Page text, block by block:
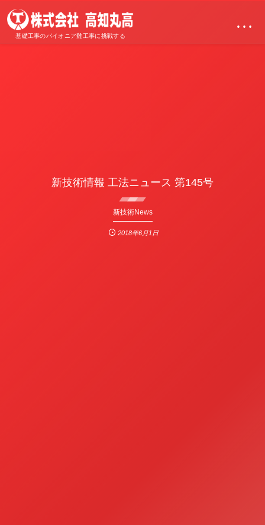
基礎工事のパイオニア難工事に挑戦する
…
新技術情報 工法ニュース 第145号
新技術News
2018年6月1日